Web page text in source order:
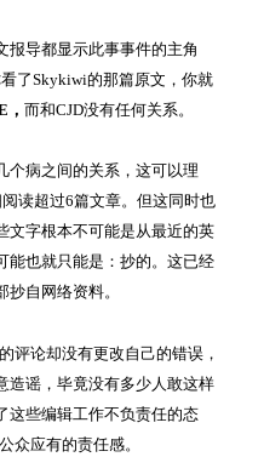
报导都显示此事事件的主角
了Skykiwi的那篇原文，你就
， 而和CJD没有任何关系。
个病之间的关系，这可以理
读超过6篇文章。但这同时也
文字根本不可能是从最近的英
能也就只能是：抄的。这已经
自网络资料。
评论却没有更改自己的错误，
造谣，毕竟没有多少人敢这样
这些编辑工作不负责任的态
众应有的责任感。